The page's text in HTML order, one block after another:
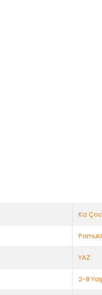
Kız
YAZ
2-8